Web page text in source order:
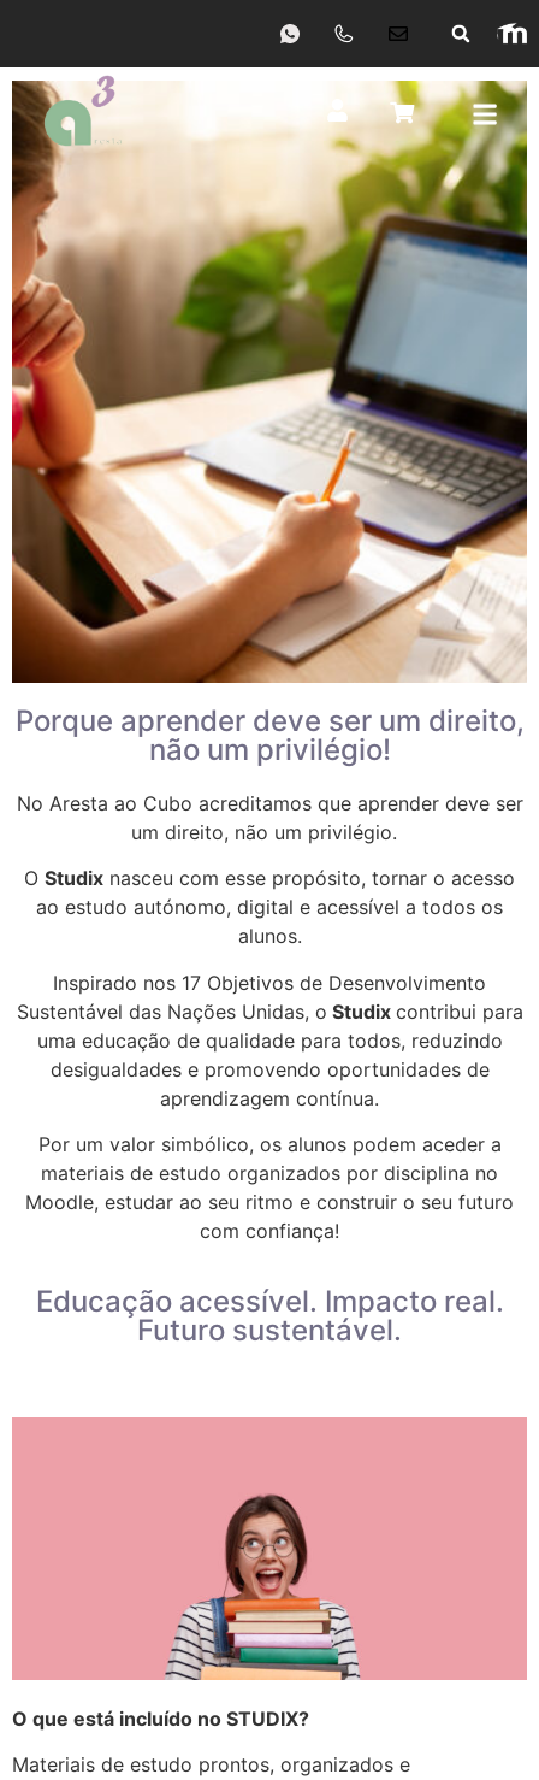
Porque aprender deve ser um direito,
não um privilégio!
No Aresta ao Cubo acreditamos que aprender deve ser
um direito, não um privilégio.
O Studix nasceu com esse propósito, tornar o acesso
ao estudo autónomo, digital e acessível a todos os
alunos.
Inspirado nos 17 Objetivos de Desenvolvimento
Sustentável das Nações Unidas, o Studix contribui para
uma educação de qualidade para todos, reduzindo
desigualdades e promovendo oportunidades de
aprendizagem contínua.
Por um valor simbólico, os alunos podem aceder a
materiais de estudo organizados por disciplina no
Moodle, estudar ao seu ritmo e construir o seu futuro
com confiança!
Educação acessível. Impacto real.
Futuro sustentável.
O que está incluído no STUDIX?
Materiais de estudo prontos, organizados e